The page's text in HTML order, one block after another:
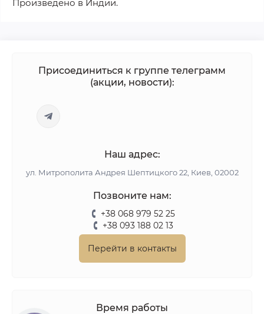
Произведено в Индии.
Присоединиться к группе телеграмм
(акции, новости):
Наш адрес:
ул. Митрополита Андрея Шептицкого 22, Киев, 02002
Позвоните нам:
+38 068 979 52 25
+38 093 188 02 13
Перейти в контакты
Время работы